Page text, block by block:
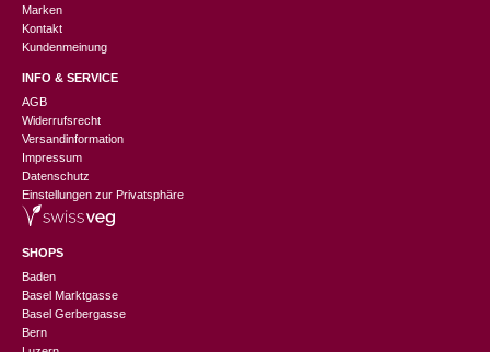
Marken
Kontakt
Kundenmeinung
INFO & SERVICE
AGB
Widerrufsrecht
Versandinformation
Impressum
Datenschutz
Einstellungen zur Privatsphäre
SHOPS
Baden
Basel Marktgasse
Basel Gerbergasse
Bern